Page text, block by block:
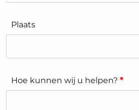
Plaats
Hoe kunnen wij u helpen?*